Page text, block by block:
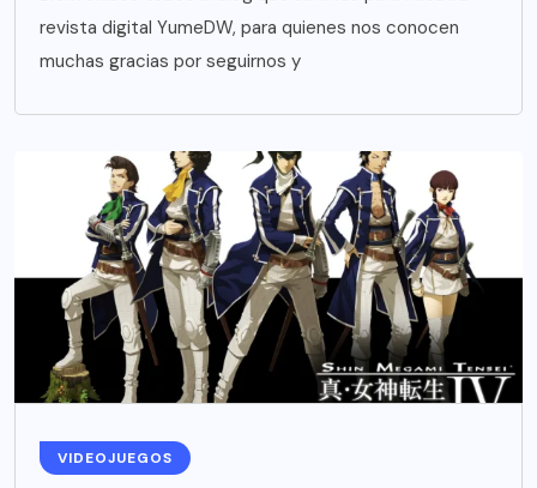
revista digital YumeDW, para quienes nos conocen
muchas gracias por seguirnos y
VIDEOJUEGOS